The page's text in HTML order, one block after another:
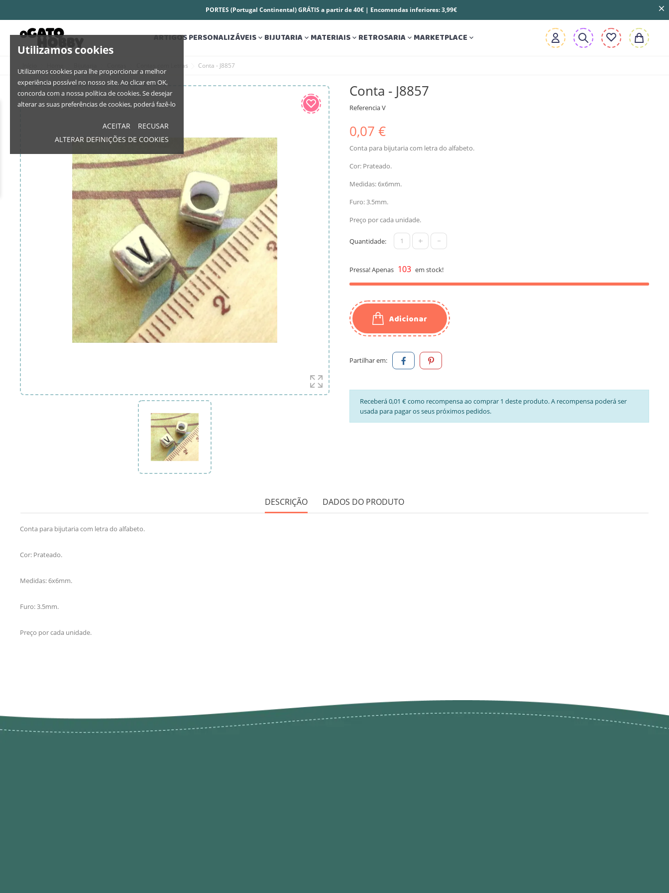
Utilizamos cookies
Utilizamos cookies para lhe proporcionar a melhor
experiência possível no nosso site. Ao clicar em OK,
concorda com a nossa política de cookies. Se desejar
alterar as suas preferências de cookies, poderá fazê-lo
ACEITAR
RECUSAR
ALTERAR DEFINIÇÕES DE COOKIES
PORTES (Portugal Continental) GRÁTIS a partir de 40€ | Encomendas inferiores: 3,99€
ARTIGOS PERSONALIZÁVEIS BIJUTARIA MATERIAIS RETROSARIA MARKETPLACE 
Contas com Letras Conta - J8857
Conta - J8857
ReferenciaV
0,07 €
Conta para bijutaria com letra do alfabeto.
Cor: Prateado.
Medidas: 6x6mm.
Furo: 3.5mm.
Preço por cada unidade.
Quantidade: + -
Pressa! Apenas 103 em stock!
Adicionar
Partilhar em:
Receberá 0,01 € como recompensa ao comprar 1 deste produto. A recompensa poderá ser
usada para pagar os seus próximos pedidos.
DESCRIÇÃO DADOS DO PRODUTO
Conta para bijutaria com letra do alfabeto.
Cor: Prateado.
Medidas: 6x6mm.
Furo: 3.5mm.
Preço por cada unidade.